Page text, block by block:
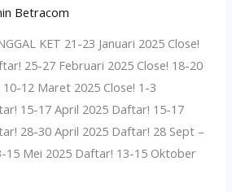
Betracom
KET 21-23 Januari 2025 Close!
25-27 Februari 2025 Close! 18-20
12 Maret 2025 Close! 1-3
15-17 April 2025 Daftar! 15-17
28-30 April 2025 Daftar! 28 Sept –
15 Mei 2025 Daftar! 13-15 Oktober